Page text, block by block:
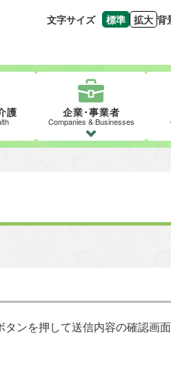
文字サイズ 標準
文字の大きさ
拡大
文字を
背
護 企業･事業者
Companies & Businesses
ンを押して送信内容の確認画面